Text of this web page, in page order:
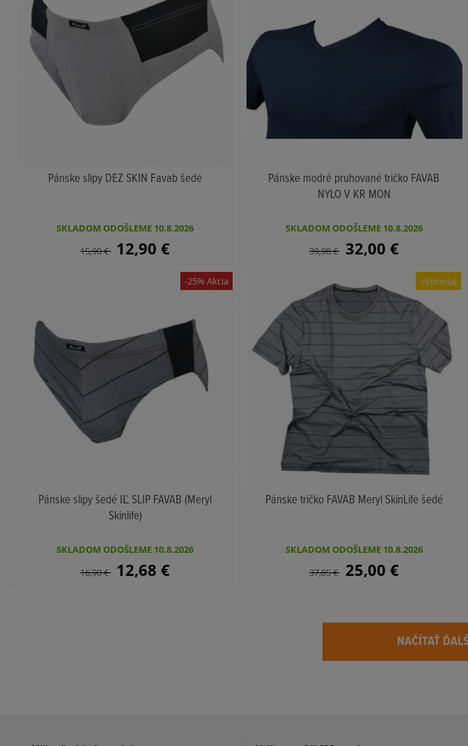
Pánske slipy DEZ SKIN Favab šedé
SKLADOM ODOŠLEME 10.8.2026
15,90€ 12,90€
KÚPIŤ
Pánske modré pruhované tričko FAVAB
NYLO V KR MON
SKLADOM ODOŠLEME 10.8.2026
39,98€ 32,00 €
KÚPIŤ
Pánske slipy šedé IĽ SLIP FAVAB (Meryl
Skinlife)
SKLADOM ODOŠLEME 10.8.2026
16,90€ 12,68€
-25% Akcia
Pánske tričko FAVAB Meryl SkinLife šedé
SKLADOM ODOŠLEME 10.8.2026
37,85€ 25,00 €
Výpredaj
NAČÍTAŤ